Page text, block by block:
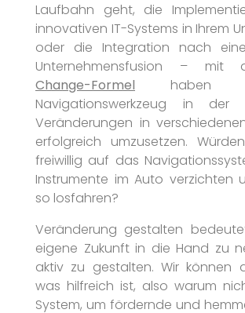
Laufbahn geht, die
innovativen IT-Systems in Ihrem
oder die Integration nach
Unternehmensfusion – mit
Change-Formel haben
Navigationswerkzeug in der
Veränderungen in
erfolgreich umzusetzen.
freiwillig auf das
Instrumente im Auto verzichten
so losfahren?
Veränderung gestalten
eigene Zukunft in die Hand zu
aktiv zu gestalten. Wir können
was hilfreich ist, also warum
System, um fördernde und